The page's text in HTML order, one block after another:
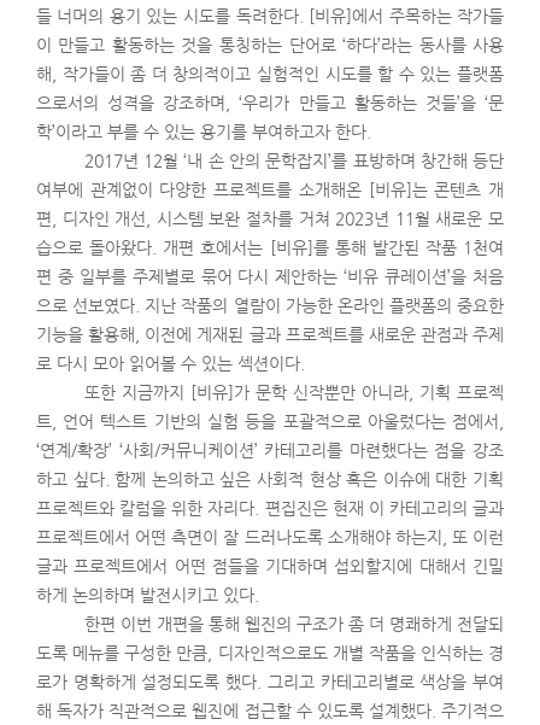
들 너머의 용기 있는 시도를 독려한다. [비유]에서 주목하는 작가들
이 만들고 활동하는 것을 통칭하는 단어로 ‘하다’라는 동사를 사용
해, 작가들이 좀 더 창의적이고 실험적인 시도를 할 수 있는 플랫폼
으로서의 성격을 강조하며, ‘우리가 만들고 활동하는 것들’을 ‘문
학’이라고 부를 수 있는 용기를 부여하고자 한다.
2017년 12월 ‘내 손 안의 문학잡지’를 표방하며 창간해 등단
여부에 관계없이 다양한 프로젝트를 소개해온 [비유]는 콘텐츠 개
편, 디자인 개선, 시스템 보완 절차를 거쳐 2023년 11월 새로운 모
습으로 돌아왔다. 개편 호에서는 [비유]를 통해 발간된 작품 1천여
편 중 일부를 주제별로 묶어 다시 제안하는 ‘비유 큐레이션’을 처음
으로 선보였다. 지난 작품의 열람이 가능한 온라인 플랫폼의 중요한
기능을 활용해, 이전에 게재된 글과 프로젝트를 새로운 관점과 주제
로 다시 모아 읽어볼 수 있는 섹션이다.
또한 지금까지 [비유]가 문학 신작뿐만 아니라, 기획 프로젝
트, 언어 텍스트 기반의 실험 등을 포괄적으로 아울렀다는 점에서,
‘연계/확장’ ‘사회/커뮤니케이션’ 카테고리를 마련했다는 점을 강조
하고 싶다. 함께 논의하고 싶은 사회적 현상 혹은 이슈에 대한 기획
프로젝트와 칼럼을 위한 자리다. 편집진은 현재 이 카테고리의 글과
프로젝트에서 어떤 측면이 잘 드러나도록 소개해야 하는지, 또 이런
글과 프로젝트에서 어떤 점들을 기대하며 섭외할지에 대해서 긴밀
하게 논의하며 발전시키고 있다.
한편 이번 개편을 통해 웹진의 구조가 좀 더 명쾌하게 전달되
도록 메뉴를 구성한 만큼, 디자인적으로도 개별 작품을 인식하는 경
로가 명확하게 설정되도록 했다. 그리고 카테고리별로 색상을 부여
해 독자가 직관적으로 웹진에 접근할 수 있도록 설계했다. 주기적으